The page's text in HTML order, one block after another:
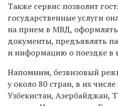
Также сервис позволит
государственные услуги
на прием в МВД,
документы, предъявлять
и информацию о поездке в
Напомним, безвизовый
у около 80 стран, в их
Узбекистан, Азербайджан,